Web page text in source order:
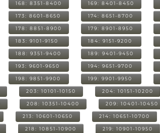
168: 8351-8400 169: 8401-8450
173: 8601-8650 174: 8651-8700
178: 8851-8900 179: 8901-8950
183: 9101-9150 184: 9151-9200
188: 9351-9400 189: 9401-9450
193: 9601-9650 194: 9651-9700
198: 9851-9900 199: 9901-9950
203: 10101-10150 204: 10151-10200
208: 10351-10400 209: 10401-10450
213: 10601-10650 214: 10651-10700
218: 10851-10900 219: 10901-10950